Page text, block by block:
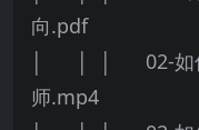
向.pdf
│ │ │ 02-如何
师.mp4